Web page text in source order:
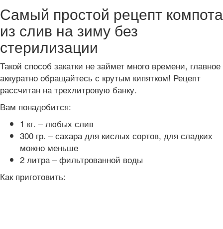
Самый простой рецепт компота
из слив на зиму без
стерилизации
Такой способ закатки не займет много времени, главное
аккуратно обращайтесь с крутым кипятком! Рецепт
рассчитан на трехлитровую банку.
Вам понадобится:
1 кг. – любых слив
300 гр. – сахара для кислых сортов, для сладких
можно меньше
2 литра – фильтрованной воды
Как приготовить: